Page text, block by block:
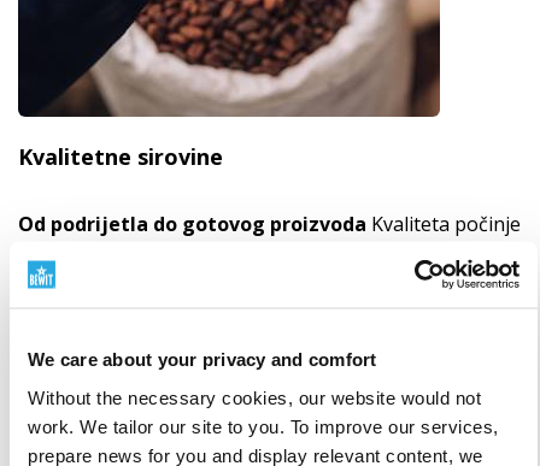
We care about your privacy and comfort
Without the necessary cookies, our website would not
work. We tailor our site to you. To improve our services,
prepare news for you and display relevant content, we
Kvalitetne sirovine
Od podrijetla do gotovog proizvoda Kvaliteta počinje
dobavljače, pratimo podrijetlo, način obrade i smisao
gdje to ima smisla. Poštovanje prirode spajamo sa
znanošću, testiranjem i vlastitom odgovornošću.
Saznajte zašto je podrijetlo sirovina važno